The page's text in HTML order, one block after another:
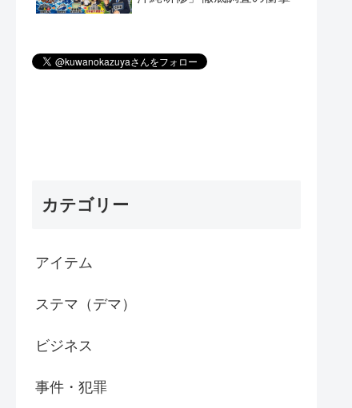
カテゴリー
アイテム
ステマ（デマ）
ビジネス
事件・犯罪